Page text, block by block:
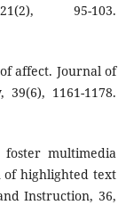
95-103.
affect. Journal of
39(6), 1161-1178.
multimedia
highlighted text
Instruction, 36,